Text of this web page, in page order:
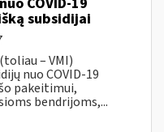
subsidijai
– VMI)
nuo COVID-19
pakeitimui,
bendrijoms,...